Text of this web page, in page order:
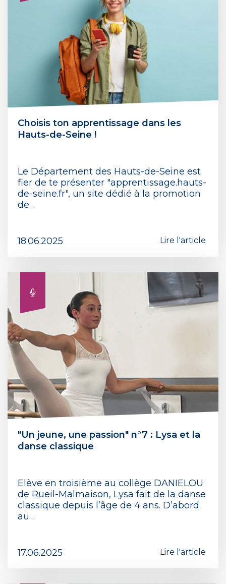
Choisis ton apprentissage dans les
Hauts-de-Seine !
Le Département des Hauts-de-Seine est
fier de te présenter "apprentissage.hauts-
de-seine.fr", un site dédié à la promotion
de…
18.06.2025 Lire l'article
"Un jeune, une passion" n°7 : Lysa et la
danse classique
Elève en troisième au collège DANIELOU
de Rueil-Malmaison, Lysa fait de la danse
classique depuis l’âge de 4 ans. D’abord
au…
17.06.2025 Lire l'article